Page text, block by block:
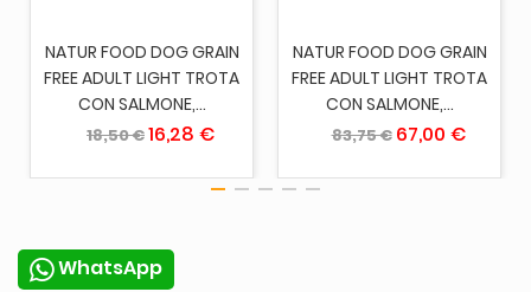
NATUR FOOD DOG GRAIN
FREE ADULT LIGHT TROTA
CON SALMONE,...
18,50 €16,28 €
NATUR FOOD DOG GRAIN
FREE ADULT LIGHT TROTA
CON SALMONE,...
83,75 € 67,00 €
WhatsApp